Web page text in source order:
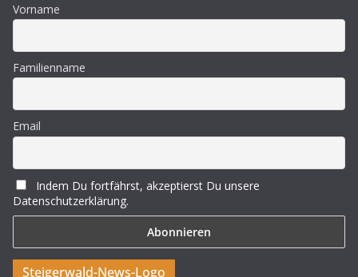
Vorname
Familienname
Email
Indem Du fortfährst, akzeptierst Du unsere
Datenschutzerklärung.
Steigerwald-News-Logo